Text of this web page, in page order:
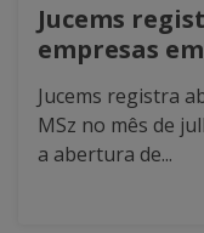
Jucems
empresas
Jucems registra
MSz no mês de
a abertura de...